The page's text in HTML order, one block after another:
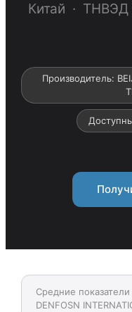
Китай ·
Производитель:
Средние
DENFOSN